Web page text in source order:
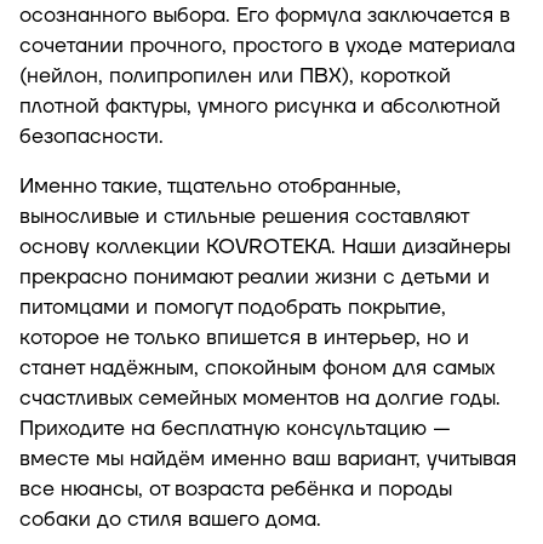
осознанного выбора. Его формула заключается в
сочетании прочного, простого в уходе материала
(нейлон, полипропилен или ПВХ), короткой
плотной фактуры, умного рисунка и абсолютной
безопасности.
Именно такие, тщательно отобранные,
выносливые и стильные решения составляют
основу коллекции KOVROTEKA. Наши дизайнеры
прекрасно понимают реалии жизни с детьми и
питомцами и помогут подобрать покрытие,
которое не только впишется в интерьер, но и
станет надёжным, спокойным фоном для самых
счастливых семейных моментов на долгие годы.
Приходите на бесплатную консультацию —
вместе мы найдём именно ваш вариант, учитывая
все нюансы, от возраста ребёнка и породы
собаки до стиля вашего дома.